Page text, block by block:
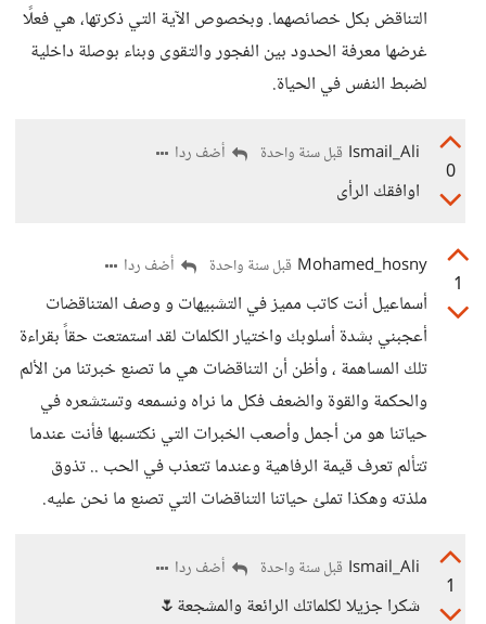
التناقض بكل خصائصهما. وبخصوص الآية التي ذكرتها، هي فعلًا
غرضها معرفة الحدود بين الفجور والتقوى وبناء بوصلة داخلية
لضبط النفس في الحياة.
0
Ismail_Ali قبل سنة واحدة أضف ردا
اوافقك الرأى
1
Mohamed_hosny قبل سنة واحدة أضف ردا
أسماعيل أنت كاتب مميز في التشبيهات و وصف المتناقضات
أعجبني بشدة أسلوبك واختيار الكلمات لقد استمتعت حقاً بقراءة
تلك المساهمة ، وأظن أن التناقضات هي ما تصنع خبرتنا من الألم
والحكمة والقوة والضعف فكل ما نراه ونسمعه وتستشعره في
حياتنا هو من أجمل وأصعب الخبرات التي نكتسبها فأنت عندما
تتألم تعرف قيمة الرفاهية وعندما تتعذب في الحب .. تذوق
ملذته وهكذا تملئ حياتنا التناقضات التي تصنع ما نحن عليه.
1
Ismail_Ali قبل سنة واحدة أضف ردا
شكرا جزيلا لكلماتك الرائعة والمشجعة🌷